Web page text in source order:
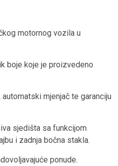
motornog vozila u
boje koje je proizvedeno
mjenjač te garanciju
sjedišta sa funkcijom
i zadnja bočna stakla.
ponude.